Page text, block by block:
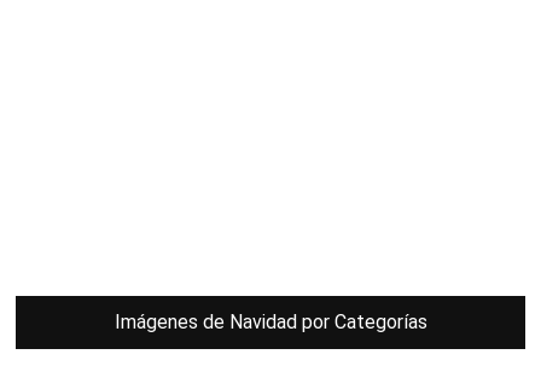
Imágenes de Navidad por Categorías